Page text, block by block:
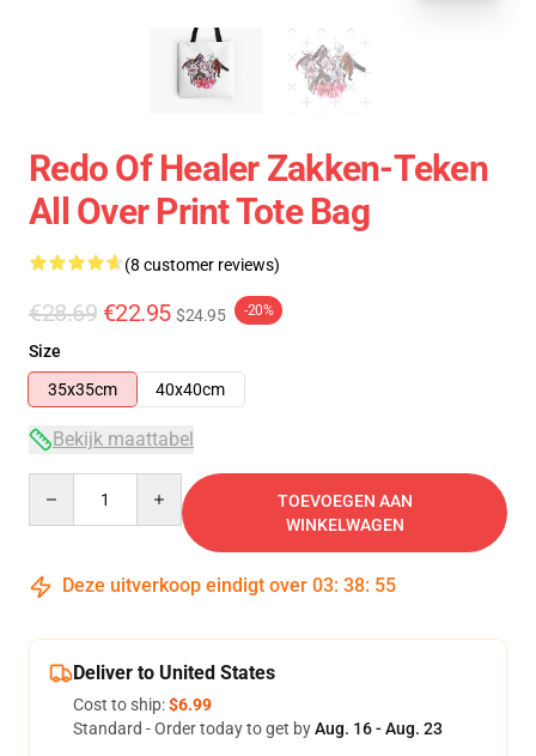
Redo Of Healer Zakken-Teken
All Over Print Tote Bag
(8 customer reviews)
€28.69 €22.95 $24.95 -20%
Size
35x35cm
40x40cm
Bekijk maattabel
TOEVOEGEN AAN
WINKELWAGEN
Deze uitverkoop eindigt over 03: 38: 54
Deliver to United States
Cost to ship:$6.99
Standard - Order today to get byAug. 16 - Aug. 23